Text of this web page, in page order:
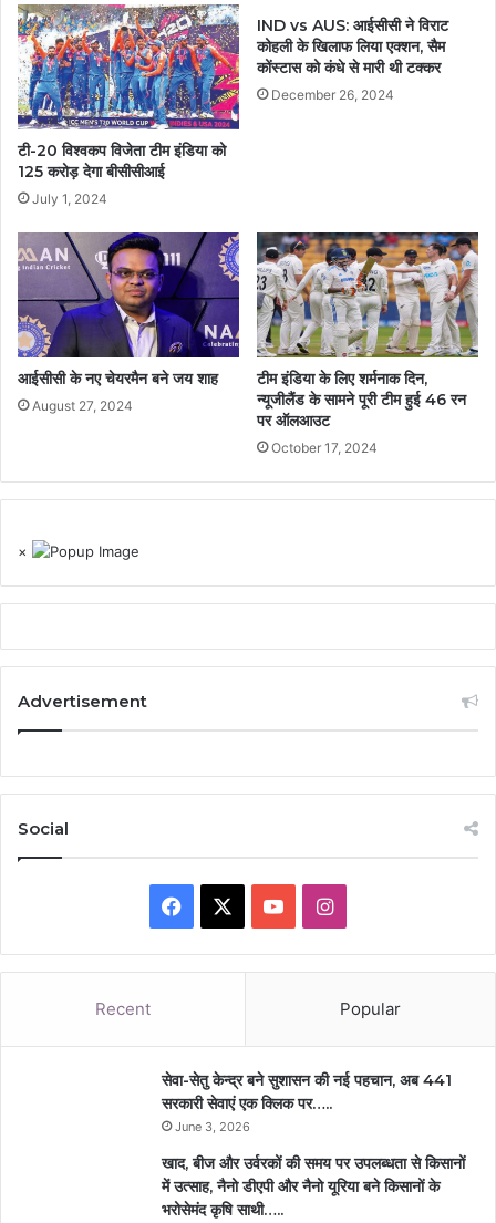
टी-20 विश्वकप विजेता टीम इंडिया को
125 करोड़ देगा बीसीसीआई
July 1, 2024
IND vs AUS: आईसीसी ने विराट
कोहली के खिलाफ लिया एक्शन, सैम
कोंस्टास को कंधे से मारी थी टक्कर
December 26, 2024
आईसीसी के नए चेयरमैन बने जय शाह
August 27, 2024
टीम इंडिया के लिए शर्मनाक दिन,
न्यूजीलैंड के सामने पूरी टीम हुई 46 रन
पर ऑलआउट
October 17, 2024
×
Advertisement
Social
Facebook YouTubeInstagram
Recent Popular
सेवा-सेतु केन्द्र बने सुशासन की नई पहचान, अब 441
सरकारी सेवाएं एक क्लिक पर…..
June 3, 2026
खाद, बीज और उर्वरकों की समय पर उपलब्धता से किसानों
में उत्साह, नैनो डीएपी और नैनो यूरिया बने किसानों के
भरोसेमंद कृषि साथी…..